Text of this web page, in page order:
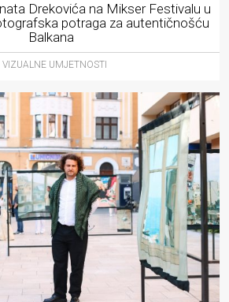
Drekovića na Mikser Festivalu u
potraga za autentičnošću
Balkana
VIZUALNE UMJETNOSTI